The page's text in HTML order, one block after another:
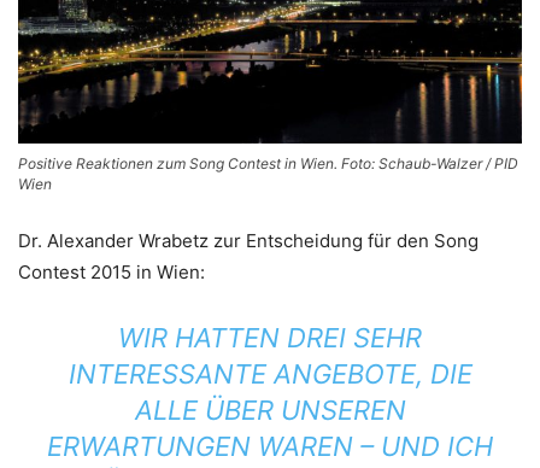
Positive Reaktionen zum Song Contest in Wien. Foto: Schaub-Walzer / PID
Wien
Dr. Alexander Wrabetz zur Entscheidung für den Song
Contest 2015 in Wien:
WIR HATTEN DREI SEHR
INTERESSANTE ANGEBOTE, DIE
ALLE ÜBER UNSEREN
ERWARTUNGEN WAREN – UND ICH